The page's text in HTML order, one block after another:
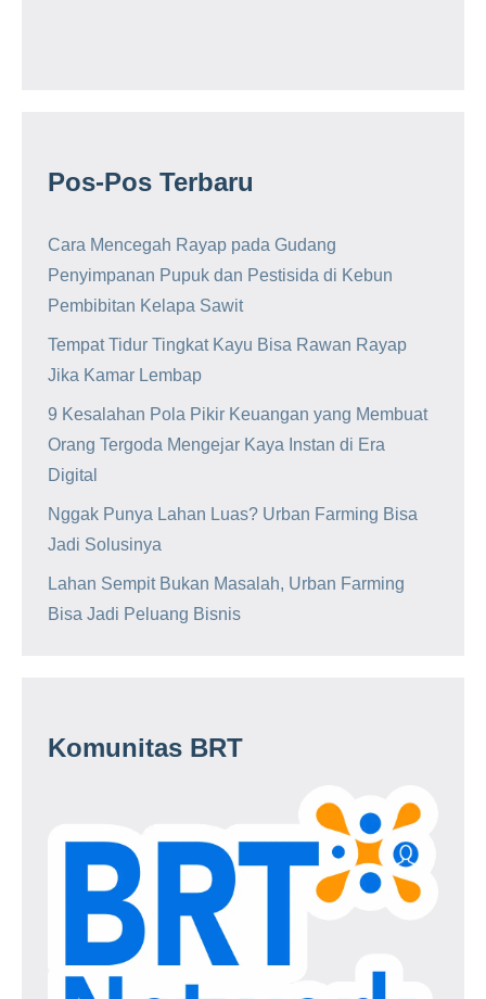
Pos-Pos Terbaru
Cara Mencegah Rayap pada Gudang
Penyimpanan Pupuk dan Pestisida di Kebun
Pembibitan Kelapa Sawit
Tempat Tidur Tingkat Kayu Bisa Rawan Rayap
Jika Kamar Lembap
9 Kesalahan Pola Pikir Keuangan yang Membuat
Orang Tergoda Mengejar Kaya Instan di Era
Digital
Nggak Punya Lahan Luas? Urban Farming Bisa
Jadi Solusinya
Lahan Sempit Bukan Masalah, Urban Farming
Bisa Jadi Peluang Bisnis
Komunitas BRT